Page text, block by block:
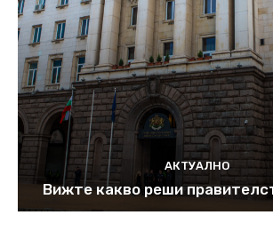
АКТУАЛНО
Вижте какво реши